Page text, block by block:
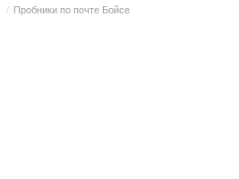
/ Пробники по почте Бойсе